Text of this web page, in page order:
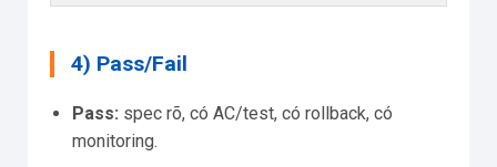
4) Pass/Fail
Pass: spec rõ, có AC/test, có rollback, có
monitoring.